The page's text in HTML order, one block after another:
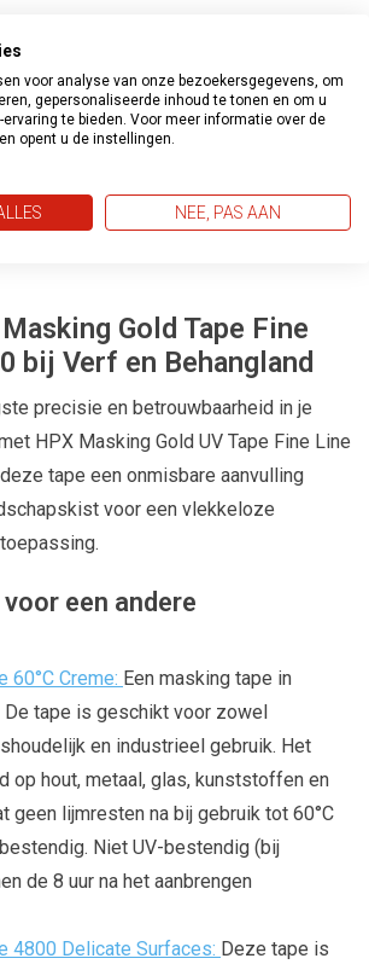
geen lijmresten achter, zelfs tot 4
Dit zorgt voor een moeiteloze
van je project.
met de hand af te scheuren, is
gebruik en bevordert het een efficiënte
Gold Tape Fine
bij Verf en Behangland
precisie en betrouwbaarheid in je
HPX Masking Gold UV Tape Fine Line
tape een onmisbare aanvulling
voor een vlekkeloze
een andere
60°C Creme: Een masking tape in
tape is geschikt voor zowel
en industrieel gebruik. Het
op hout, metaal, glas, kunststoffen en
geen lijmresten na bij gebruik tot 60°C
Niet UV-bestendig (bij
de 8 uur na het aanbrengen
4800 Delicate Surfaces: Deze tape is
voor analyse van onze bezoekersgegevens, om
gepersonaliseerde inhoud te tonen en om u
te bieden. Voor meer informatie over de
opent u de instellingen.
NEE, PAS AAN